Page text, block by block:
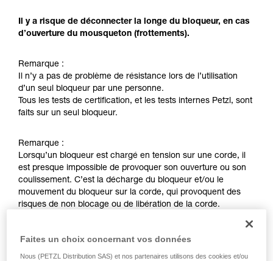
Il y a risque de déconnecter la longe du bloqueur, en cas
d’ouverture du mousqueton (frottements).
Remarque :
Il n’y a pas de problème de résistance lors de l’utilisation
d’un seul bloqueur par une personne.
Tous les tests de certification, et les tests internes Petzl, sont
faits sur un seul bloqueur.
Remarque :
Lorsqu’un bloqueur est chargé en tension sur une corde, il
est presque impossible de provoquer son ouverture ou son
coulissement. C’est la décharge du bloqueur et/ou le
mouvement du bloqueur sur la corde, qui provoquent des
risques de non blocage ou de libération de la corde.
2. Différences entre bloqueur ventral et
bloqueur de bout de longe
Faites un choix concernant vos données
Nous (PETZL Distribution SAS) et nos partenaires utilisons des cookies et/ou